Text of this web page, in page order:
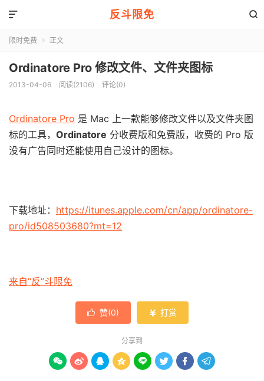
反斗限免 

限时免费  正文
Ordinatore Pro 修改文件、文件夹图标
2013-04-06 阅读(2106) 评论(0)
Ordinatore Pro 是 Mac 上一款能够修改文件以及文件夹图
标的工具， Ordinatore 分收费版和免费版，收费的 Pro 版
没有广告同时还能使用自己设计的图标。
下载地址： https://itunes.apple.com/cn/app/ordinatore-
pro/id508503680?mt=12
来自“反”斗限免
 赞(0)  打赏
分享到
       